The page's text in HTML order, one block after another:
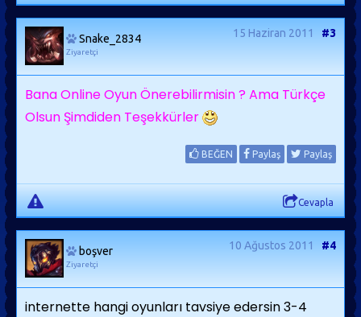
Snake_2834
Ziyaretçi
15 Haziran 2011 #3
Bana Online Oyun Önerebilirmisin ? Ama Türkçe
Olsun Şimdiden Teşekkürler
BEĞEN Paylaş Paylaş
Cevapla
boşver
Ziyaretçi
10 Ağustos 2011 #4
internette hangi oyunları tavsiye edersin 3-4